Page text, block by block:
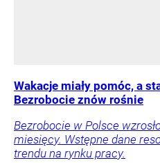
Wakacje miały pomóc, a
Bezrobocie znów rośnie
Bezrobocie w Polsce
miesięcy. Wstępne dane
trendu na rynku pracy.